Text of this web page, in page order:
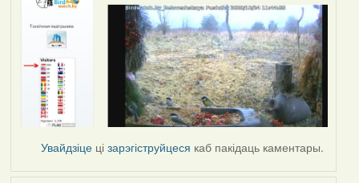
Увайдзіце цізарэгіструйцеся каб пакідаць каментары.